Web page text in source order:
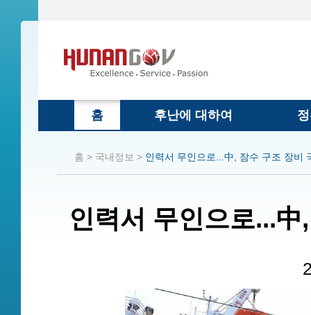
홈 후난에 대하여
홈 > 국내정보 > 인력서 무인으로...中, 잠수 구조 장비
인력서 무인으로...